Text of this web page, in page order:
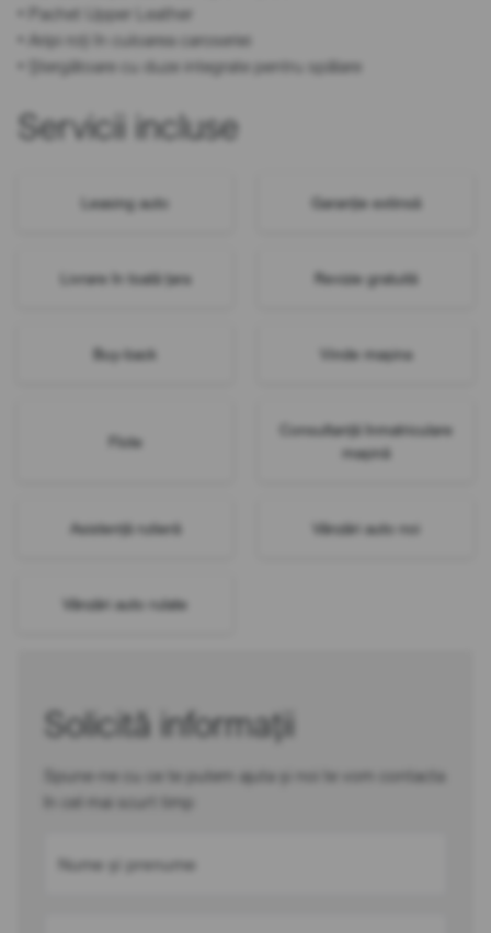
• Pachet Upper Leather
• Aripi roți în culoarea caroseriei
• Ștergătoare cu duze integrate pentru spălare
Servicii incluse
Leasing auto Garanție extinsă
Livrare în toată țara Revizie gratuită
Buy-back Vinde mașina
Flote
Consultanță înmatriculare
mașină
Asistență rutieră Vânzări auto noi
Vânzări auto rulate
Solicită informații
Spune-ne cu ce te putem ajuta și noi te vom contacta
în cel mai scurt timp
Nume și prenume